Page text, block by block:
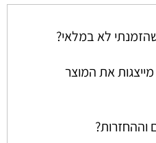
לא במלאי?
את המוצר
וההחזרות?